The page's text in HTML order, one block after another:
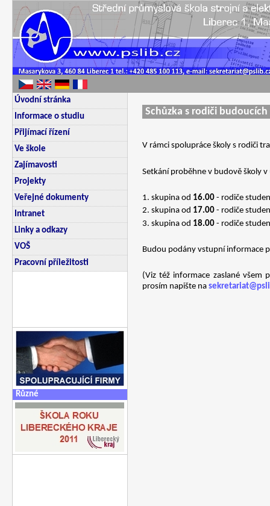
Schůzka s rodiči
V rámci spolupráce školy s rodiči
Setkání proběhne v budově školy
1. skupina od 16.00 - rodiče
2. skupina od 17.00 - rodiče
3. skupina od 18.00 - rodiče
Budou podány vstupní informace
(Viz též informace zaslané všem
prosím napište na
Úvodní stránka
Informace o studiu
Přijímací řízení
Ve škole
Zajímavosti
Projekty
Veřejné dokumenty
Intranet
Linky a odkazy
VOŠ
Pracovní příležitosti
Různé